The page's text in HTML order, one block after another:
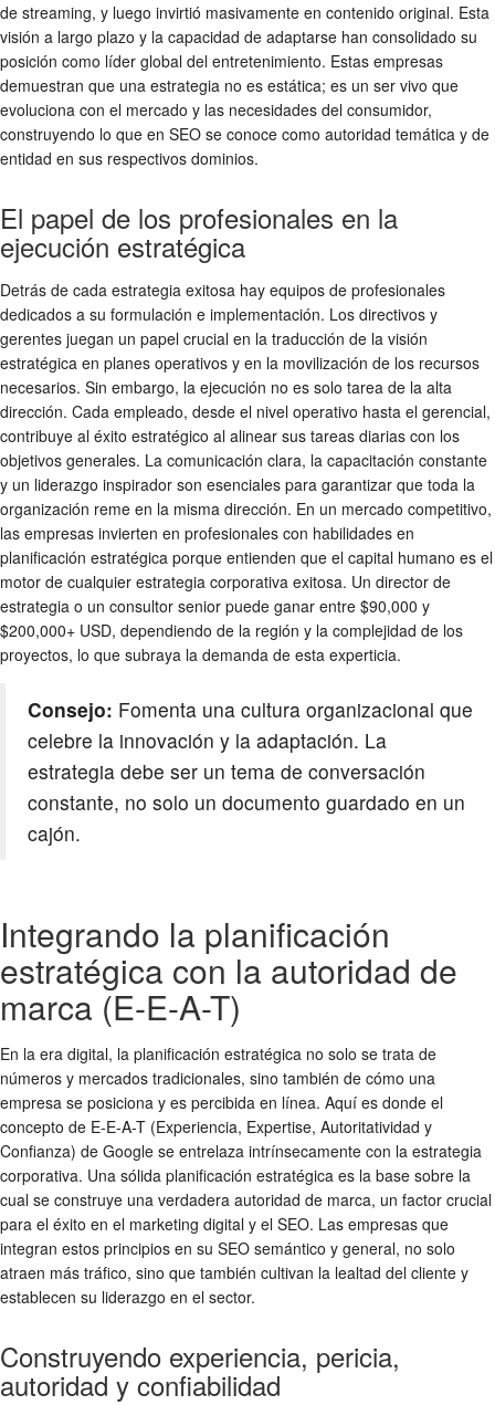
de streaming, y luego invirtió masivamente en contenido original. Esta
visión a largo plazo y la capacidad de adaptarse han consolidado su
posición como líder global del entretenimiento. Estas empresas
demuestran que una estrategia no es estática; es un ser vivo que
evoluciona con el mercado y las necesidades del consumidor,
construyendo lo que en SEO se conoce como autoridad temática y de
entidad en sus respectivos dominios.
El papel de los profesionales en la
ejecución estratégica
Detrás de cada estrategia exitosa hay equipos de profesionales
dedicados a su formulación e implementación. Los directivos y
gerentes juegan un papel crucial en la traducción de la visión
estratégica en planes operativos y en la movilización de los recursos
necesarios. Sin embargo, la ejecución no es solo tarea de la alta
dirección. Cada empleado, desde el nivel operativo hasta el gerencial,
contribuye al éxito estratégico al alinear sus tareas diarias con los
objetivos generales. La comunicación clara, la capacitación constante
y un liderazgo inspirador son esenciales para garantizar que toda la
organización reme en la misma dirección. En un mercado competitivo,
las empresas invierten en profesionales con habilidades en
planificación estratégica porque entienden que el capital humano es el
motor de cualquier estrategia corporativa exitosa. Un director de
estrategia o un consultor senior puede ganar entre $90,000 y
$200,000+ USD, dependiendo de la región y la complejidad de los
proyectos, lo que subraya la demanda de esta experticia.
Consejo: Fomenta una cultura organizacional que
celebre la innovación y la adaptación. La
estrategia debe ser un tema de conversación
constante, no solo un documento guardado en un
cajón.
Integrando la planificación
estratégica con la autoridad de
marca (E-E-A-T)
En la era digital, la planificación estratégica no solo se trata de
números y mercados tradicionales, sino también de cómo una
empresa se posiciona y es percibida en línea. Aquí es donde el
concepto de E-E-A-T (Experiencia, Expertise, Autoritatividad y
Confianza) de Google se entrelaza intrínsecamente con la estrategia
corporativa. Una sólida planificación estratégica es la base sobre la
cual se construye una verdadera autoridad de marca, un factor crucial
para el éxito en el marketing digital y el SEO. Las empresas que
integran estos principios en su SEO semántico y general, no solo
atraen más tráfico, sino que también cultivan la lealtad del cliente y
establecen su liderazgo en el sector.
Construyendo experiencia, pericia,
autoridad y confiabilidad